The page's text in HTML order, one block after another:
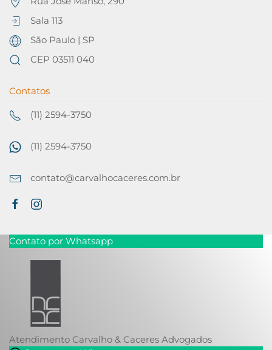
Sala 113
São Paulo | SP
CEP 03511 040
Contatos
(11) 2594-3750
(11) 2594-3750
contato@carvalhocaceres.com.br
Contato por Whatsapp
Atendimento Carvalho & Caceres Advogados